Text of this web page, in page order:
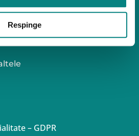
Respinge
45
Marime 3
însoțitor)
– GDPR